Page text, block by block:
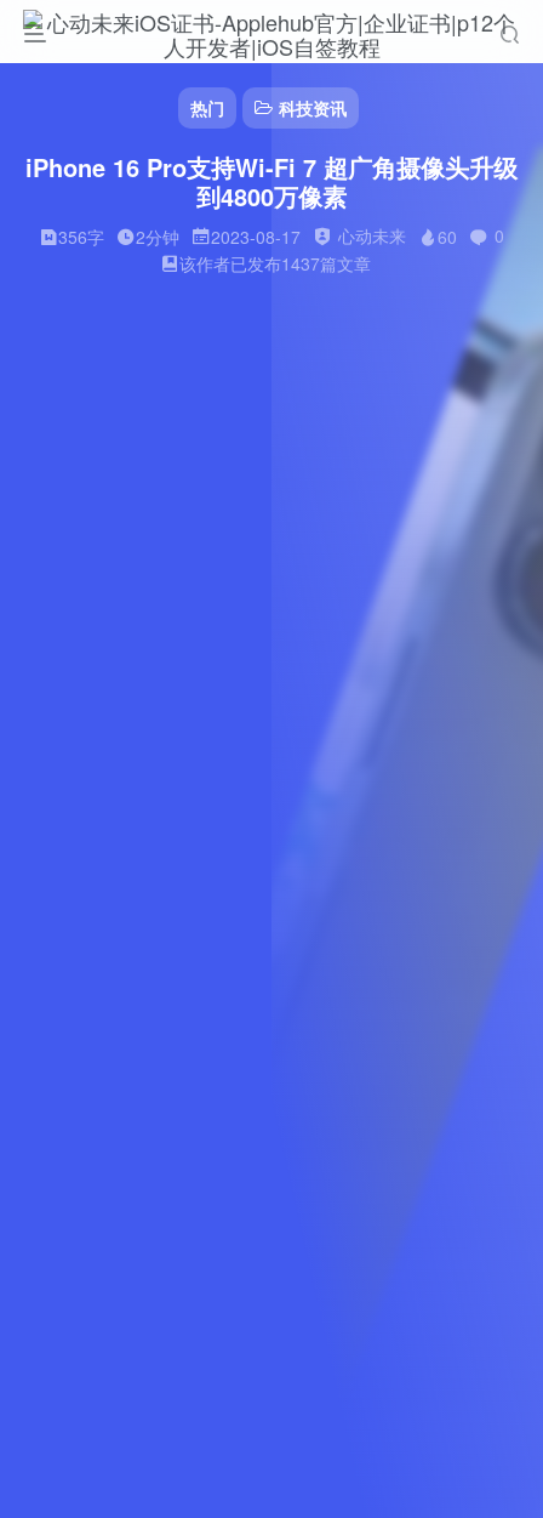
热门 科技资讯
iPhone 16 Pro支持Wi-Fi 7 超广角摄像头升级
到4800万像素
356字 2分钟 2023-08-17 心动未来 60
0
该作者已发布1437篇文章